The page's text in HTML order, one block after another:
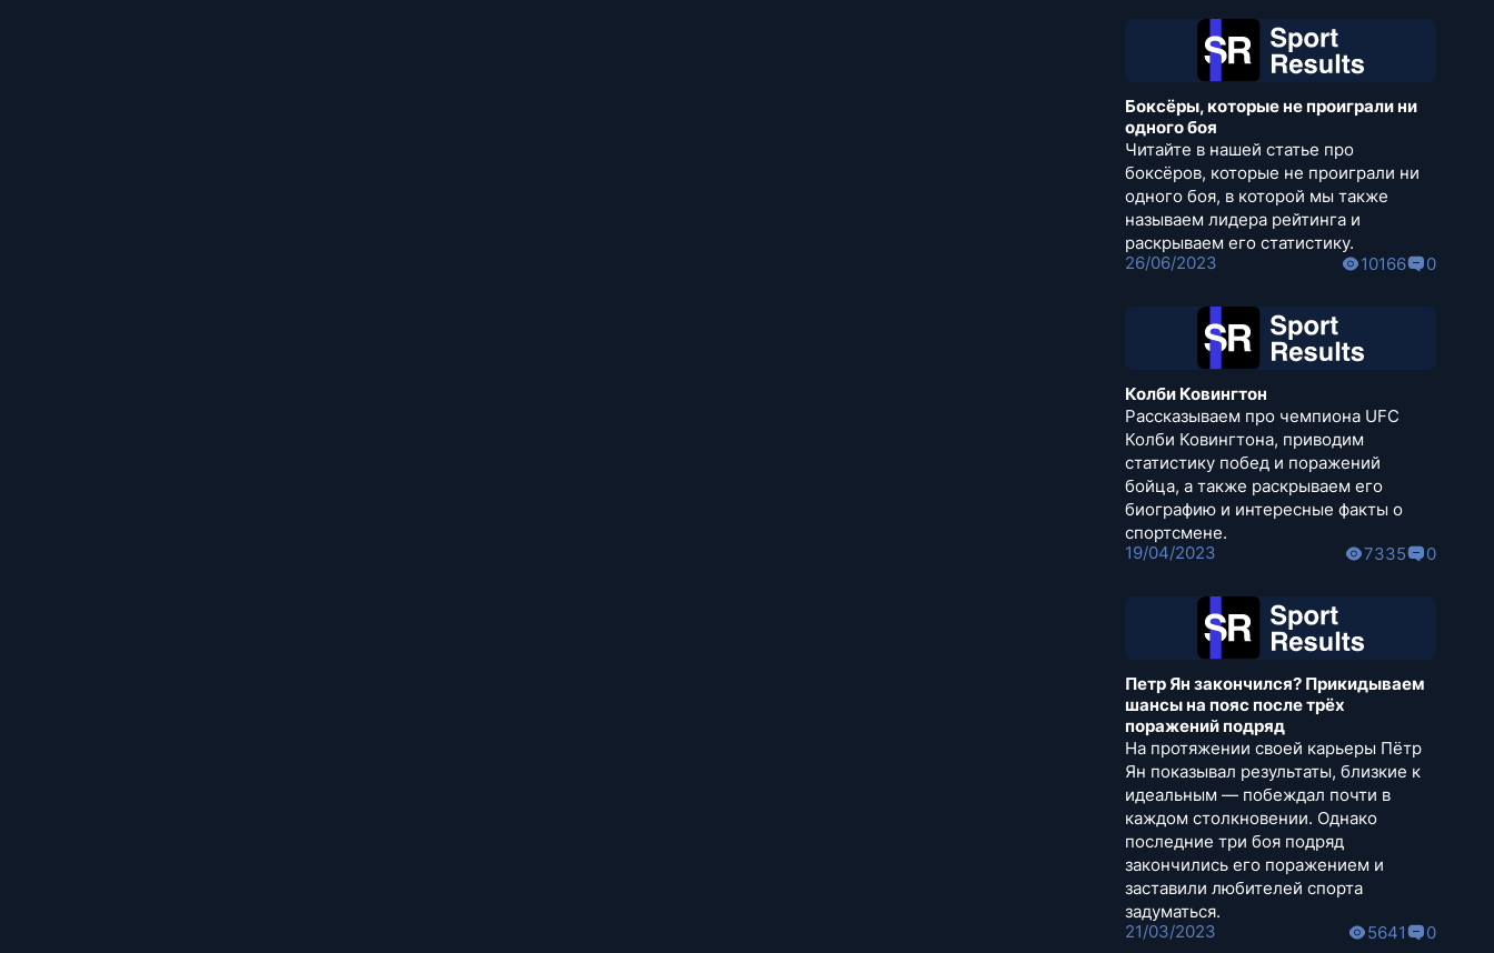
Боксёры, которые не проиграли ни
одного боя
Читайте в нашей статье про
боксёров, которые не проиграли ни
одного боя, в которой мы также
называем лидера рейтинга и
раскрываем его статистику.
26/06/2023
10166 0
Колби Ковингтон
Рассказываем про чемпиона UFC
Колби Ковингтона, приводим
статистику побед и поражений
бойца, а также раскрываем его
биографию и интересные факты о
спортсмене.
19/04/2023
7335 0
Петр Ян закончился? Прикидываем
шансы на пояс после трёх
поражений подряд
На протяжении своей карьеры Пётр
Ян показывал результаты, близкие к
идеальным — побеждал почти в
каждом столкновении. Однако
последние три боя подряд
закончились его поражением и
заставили любителей спорта
задуматься.
21/03/2023
5641 0